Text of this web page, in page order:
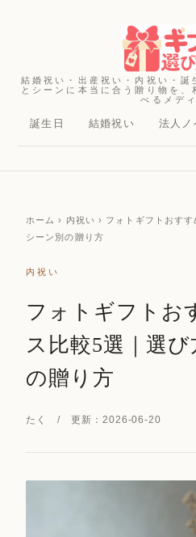
結婚祝い・出産祝い・内祝い・誕
とシーンに本当に合う贈り物を、
べるメデ
誕生日 結婚祝い 法人ノ
ホーム › 内祝い › フォトギフトおす
シーン別の贈り方
内祝い
フォトギフトお
ス比較5選｜選
の贈り方
たく / 更新：2026-06-20